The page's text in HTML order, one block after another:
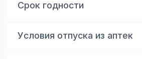
Срок годности
срока годности.
Условия отпуска из аптек